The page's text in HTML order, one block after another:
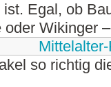
Egal, ob
Wikinger
so richtig